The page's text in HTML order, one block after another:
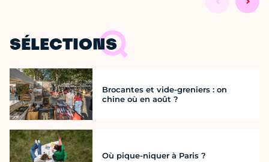
SÉLECTIONS
Brocantes et vide-greniers : on
chine où en août ?
Où pique-niquer à Paris ?